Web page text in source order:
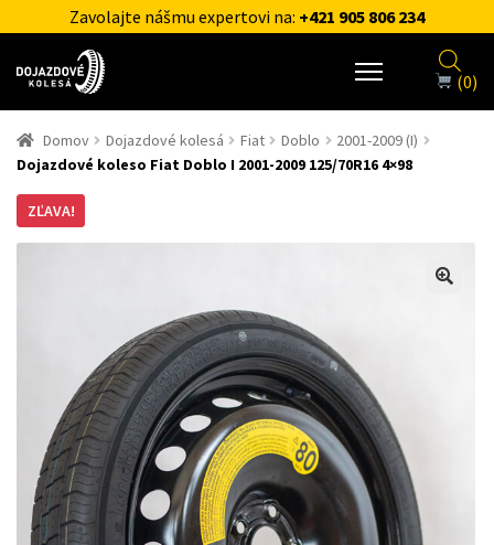
Zavolajte nášmu expertovi na: +421 905 806 234
(0)
Domov Dojazdové kolesá Fiat Doblo
2001-2009 (I)
Dojazdové koleso Fiat Doblo I 2001-2009 125/70R16 4×98
ZĽAVA!